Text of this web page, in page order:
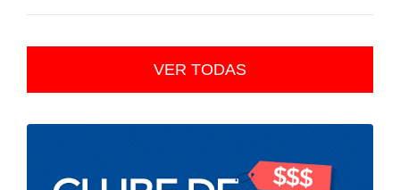
VER TODAS